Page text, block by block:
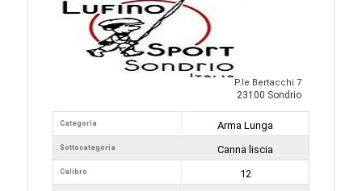
P.le Bertacchi 7
23100 Sondrio
Categoria
Sottocategoria
Calibro
Arma Lunga
Canna liscia
12